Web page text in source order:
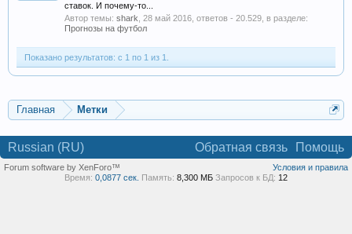
ставок. И почему-то...
Автор темы: shark 28 май 2016 , ответов - 20.529, в разделе:
Прогнозы на футбол
Показано результатов: с 1 по 1 из 1.
Главная Метки
Russian (RU) Обратная связь Помощь
Условия и правила
Forum software by XenForo™
Время: 0,0877 сек. Память: 8,300 МБ Запросов к БД: 12